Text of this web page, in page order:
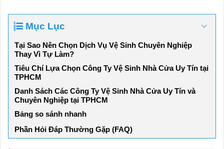
Mục Lục
Tại Sao Nên Chọn Dịch Vụ Vệ Sinh Chuyên Nghiệp
Thay Vì Tự Làm?
Tiêu Chí Lựa Chọn Công Ty Vệ Sinh Nhà Cửa Uy Tín tại
TPHCM
Danh Sách Các Công Ty Vệ Sinh Nhà Cửa Uy Tín và
Chuyên Nghiệp tại TPHCM
Bảng so sánh nhanh
Phần Hỏi Đáp Thường Gặp (FAQ)